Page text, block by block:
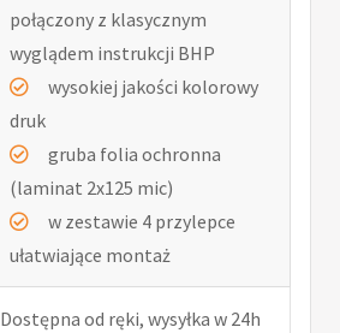
połączony z klasycznym
wyglądem instrukcji BHP
wysokiej jakości kolorowy
druk
gruba folia ochronna
(laminat 2x125 mic)
w zestawie 4 przylepce
ułatwiające montaż
Dostępna od ręki, wysyłka w 24h